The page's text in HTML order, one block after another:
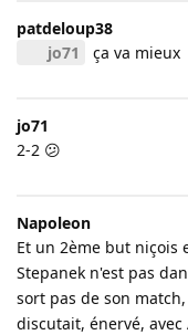
patdeloup38
jo71
ça va mieux
jo71
2-2 😕
Napoleon
Et un 2ème but niçois
Stepanek n'est pas
sort pas de son
discutait, énervé,